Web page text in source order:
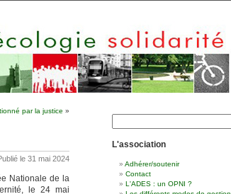
par la justice »
le 31 mai 2024
Nationale de la
le 24 mai
Rechercher
L'association
Adhérer/soutenir
Contact
L'ADES : un OPNI ?